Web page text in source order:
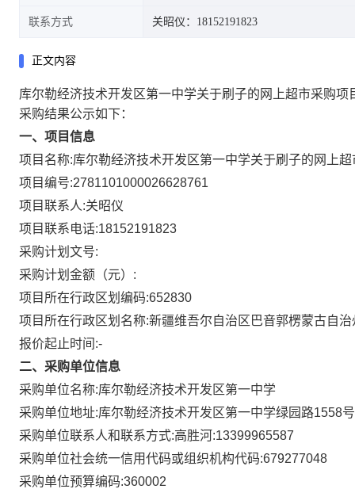
联系方式 关昭仪：18152191823
正文内容
库尔勒经济技术开发区第一中学关于刷子的网上超市采购项
采购结果公示如下：
一、项目信息
项目名称:库尔勒经济技术开发区第一中学关于刷子的网上
项目编号:2781101000026628761
项目联系人:关昭仪
项目联系电话:18152191823
采购计划文号:
采购计划金额（元）:
项目所在行政区划编码:652830
项目所在行政区划名称:新疆维吾尔自治区巴音郭楞蒙古自
报价起止时间:-
二、采购单位信息
采购单位名称:库尔勒经济技术开发区第一中学
采购单位地址:库尔勒经济技术开发区第一中学绿园路1558号
采购单位联系人和联系方式:高胜河:13399965587
采购单位社会统一信用代码或组织机构代码:679277048
采购单位预算编码:360002